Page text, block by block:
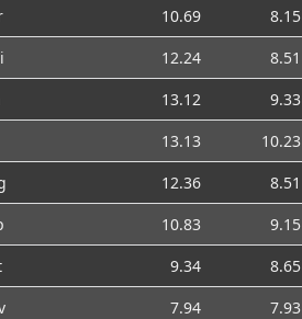
10.69 8.15
12.24 8.51
13.12 9.33
13.13 10.23
12.36 8.51
10.83 9.15
9.34 8.65
7.94 7.93